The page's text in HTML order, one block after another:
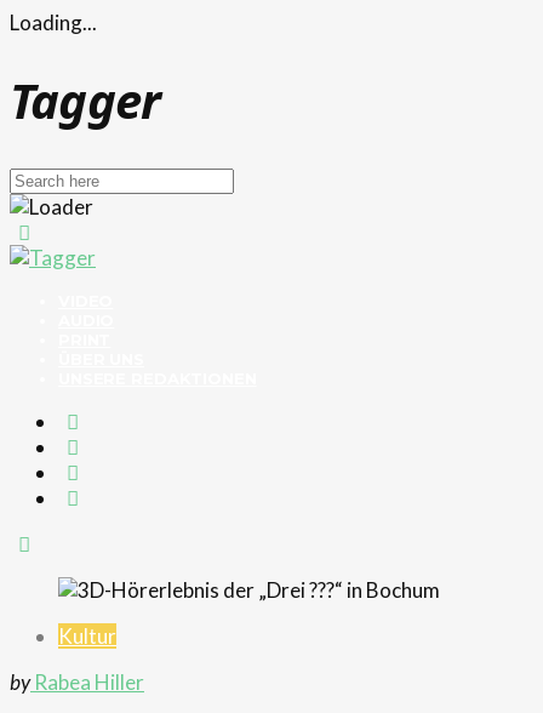
Loading...
Tagger
Kultur
by Rabea Hiller